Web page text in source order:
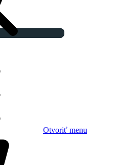
Otvoriť menu